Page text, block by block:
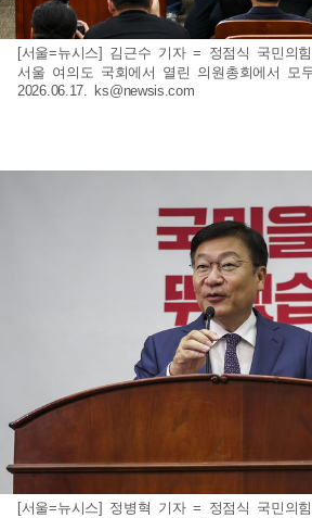
[서울=뉴시스] 김근수 기자 = 정점식 국민의
서울 여의도 국회에서 열린 의원총회에서 모
2026.06.17. ks@newsis.com
[서울=뉴시스] 정병혁 기자 = 정점식 국민의